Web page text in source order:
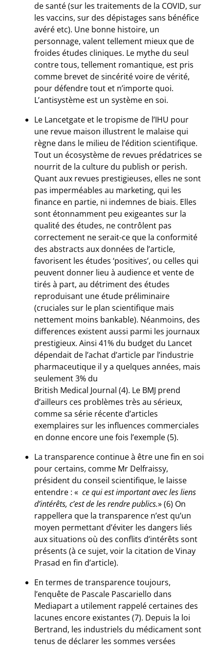
de santé (sur les traitements de la COVID, sur
les vaccins, sur des dépistages sans bénéfice
avéré etc). Une bonne histoire, un
personnage, valent tellement mieux que de
froides études cliniques. Le mythe du seul
contre tous, tellement romantique, est pris
comme brevet de sincérité voire de vérité,
pour défendre tout et n’importe quoi.
L’antisystème est un système en soi.
Le Lancetgate et le tropisme de l’IHU pour
une revue maison illustrent le malaise qui
règne dans le milieu de l’édition scientifique.
Tout un écosystème de revues prédatrices se
nourrit de la culture du publish or perish.
Quant aux revues prestigieuses, elles ne sont
pas imperméables au marketing, qui les
finance en partie, ni indemnes de biais. Elles
sont étonnamment peu exigeantes sur la
qualité des études, ne contrôlent pas
correctement ne serait-ce que la conformité
des abstracts aux données de l’article,
favorisent les études ‘positives’, ou celles qui
peuvent donner lieu à audience et vente de
tirés à part, au détriment des études
reproduisant une étude préliminaire
(cruciales sur le plan scientifique mais
nettement moins bankable). Néanmoins, des
differences existent aussi parmi les journaux
prestigieux. Ainsi 41% du budget du Lancet
dépendait de l’achat d’article par l’industrie
pharmaceutique il y a quelques années, mais
seulement 3% du
British Medical Journal (4). Le BMJ prend
d’ailleurs ces problèmes très au sérieux,
comme sa série récente d’articles
exemplaires sur les influences commerciales
en donne encore une fois l’exemple (5).
La transparence continue à être une fin en soi
pour certains, comme Mr Delfraissy,
président du conseil scientifique, le laisse
entendre : « ce qui est important avec les liens
d’intérêts, c’est de les rendre publics.» (6) On
rappellera que la transparence n’est qu’un
moyen permettant d’éviter les dangers liés
aux situations où des conflits d’intérêts sont
présents (à ce sujet, voir la citation de Vinay
Prasad en fin d’article).
En termes de transparence toujours,
l’enquête de Pascale Pascariello dans
Mediapart a utilement rappelé certaines des
lacunes encore existantes (7). Depuis la loi
Bertrand, les industriels du médicament sont
tenus de déclarer les sommes versées